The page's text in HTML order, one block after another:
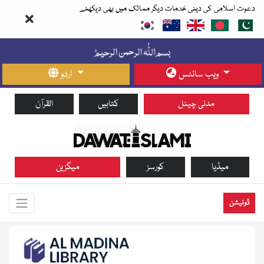
دعوت اسلامی کی دینی خدمات دیگر ممالک میں بھی دیکھئے
اردو ویب سائٹس
القرآن کتابیں مدنی چینل
میگزین کورسز میڈیا
ڈونیشن